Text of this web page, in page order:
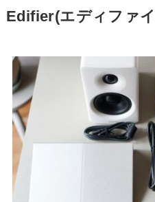
Edifier(エディファ